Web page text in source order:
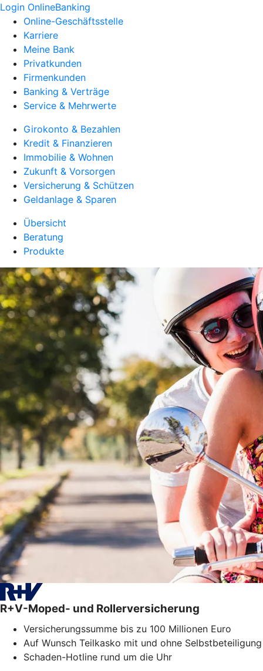
Login OnlineBanking
Online-Geschäftsstelle
Karriere
Meine Bank
Privatkunden
Firmenkunden
Banking & Verträge
Service & Mehrwerte
Girokonto & Bezahlen
Kredit & Finanzieren
Immobilie & Wohnen
Zukunft & Vorsorgen
Versicherung & Schützen
Geldanlage & Sparen
Übersicht
Beratung
Produkte
R+V-Moped- und Rollerversicherung
Versicherungssumme bis zu 100 Millionen Euro
Auf Wunsch Teilkasko mit und ohne Selbstbeteiligung
Schaden-Hotline rund um die Uhr